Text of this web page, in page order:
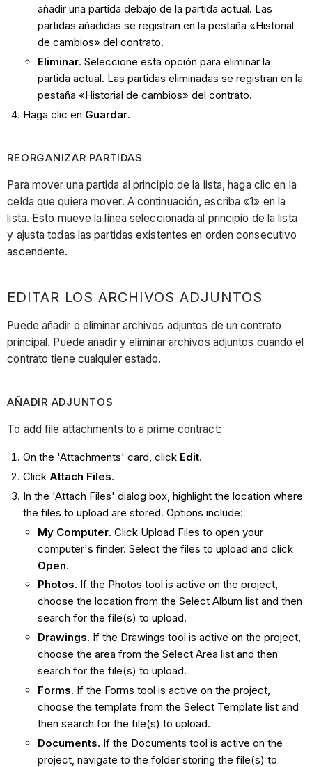
añadir una partida debajo de la partida actual. Las
partidas añadidas se registran en la pestaña «Historial
de cambios» del contrato.
Eliminar. Seleccione esta opción para eliminar la
partida actual. Las partidas eliminadas se registran en la
pestaña «Historial de cambios» del contrato.
Haga clic en Guardar.
REORGANIZAR PARTIDAS
Para mover una partida al principio de la lista, haga clic en la
celda que quiera mover. A continuación, escriba «1» en la
lista. Esto mueve la línea seleccionada al principio de la lista
y ajusta todas las partidas existentes en orden consecutivo
ascendente.
EDITAR LOS ARCHIVOS ADJUNTOS
Puede añadir o eliminar archivos adjuntos de un contrato
principal. Puede añadir y eliminar archivos adjuntos cuando el
contrato tiene cualquier estado.
AÑADIR ADJUNTOS
To add file attachments to a prime contract:
On the 'Attachments' card, click Edit.
Click Attach Files.
In the 'Attach Files' dialog box, highlight the location where
the files to upload are stored. Options include:
My Computer. Click Upload Files to open your
computer's finder. Select the files to upload and click
Open.
Photos. If the Photos tool is active on the project,
choose the location from the Select Album list and then
search for the file(s) to upload.
Drawings. If the Drawings tool is active on the project,
choose the area from the Select Area list and then
search for the file(s) to upload.
Forms. If the Forms tool is active on the project,
choose the template from the Select Template list and
then search for the file(s) to upload.
Documents. If the Documents tool is active on the
project, navigate to the folder storing the file(s) to